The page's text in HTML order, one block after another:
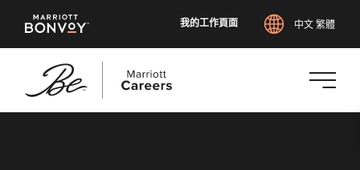
我的工作頁面 中文 繁體